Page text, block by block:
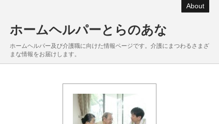
About
ホームヘルパーとらのあな
ホームヘルパー及び介護職に向けた情報ページです。介護にまつわるさまざ
まな情報をお届けします。